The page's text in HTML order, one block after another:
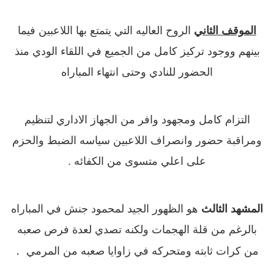
الموقف الثاني الروح العاليه التي يتمتع بها اللاعبين فيما
بينهم ووجود تركيز كامل من الجميع في اللقاء الودي منذ
الحضور للنادي وحتى انتهاء المباراه
التزام كامل ومجهود وافر من الجهاز الاداري لتنظيم
ومراقبة حضور وانصراف اللاعبين سياسه الضبط والحزم
على اعلي متسوى من الكفائه .
المشهد الثالث هو الظهور الجيد لمحمود جنش في المباراه
بالرغم من قلة الهجمات ولكنه تصدي لعدة فرص صعبه
من كرات ثابته ومتحركه في زاوايا صعبه من المرمي
.